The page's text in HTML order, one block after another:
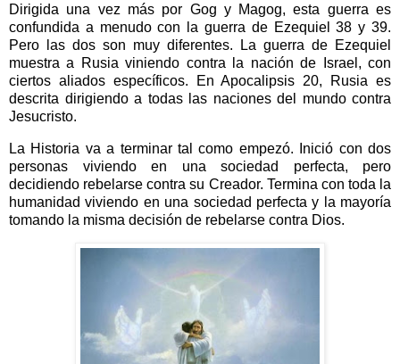
Dirigida una vez más por Gog y Magog, esta guerra es
confundida a menudo con la guerra de Ezequiel 38 y 39.
Pero las dos son muy diferentes. La guerra de Ezequiel
muestra a Rusia viniendo contra la nación de Israel, con
ciertos aliados específicos. En Apocalipsis 20, Rusia es
descrita dirigiendo a todas las naciones del mundo contra
Jesucristo.
La Historia va a terminar tal como empezó. Inició con dos
personas viviendo en una sociedad perfecta, pero
decidiendo rebelarse contra su Creador. Termina con toda la
humanidad viviendo en una sociedad perfecta y la mayoría
tomando la misma decisión de rebelarse contra Dios.